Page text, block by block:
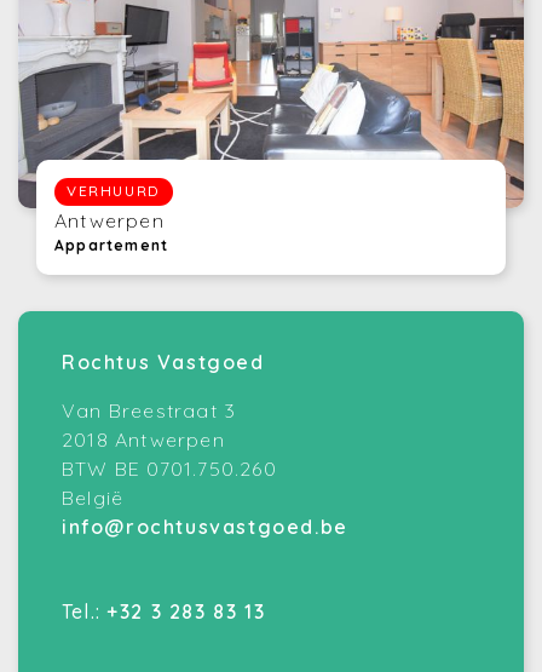
VERHUURD
Antwerpen
Appartement
Rochtus Vastgoed
Van Breestraat 3
2018 Antwerpen
BTW BE 0701.750.260
België
info@rochtusvastgoed.be
Tel.: +32 3 283 83 13